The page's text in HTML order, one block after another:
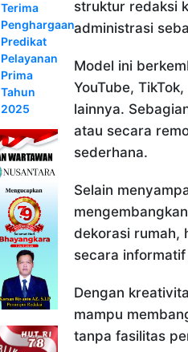
Terima
Penghargaan
Predikat
Pelayanan
Prima
Tahun
2025
struktur redaksi
administrasi
Model ini
YouTube,
lainnya.
atau secara
sederhana.
Selain
dekorasi rumah,
secara
Dengan
mampu
tanpa fasilitas